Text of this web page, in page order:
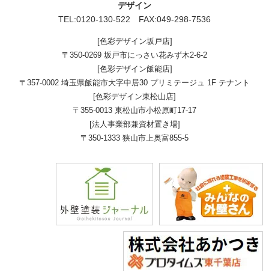
デザイン
TEL:0120-130-522 FAX:049-298-7536
[色彩デザイン坂戸店]
〒350-0269 坂戸市にっさい花みず木2-6-2
[色彩デザイン飯能店]
〒357-0002 埼玉県飯能市大字中居30 プリミテージュ 1F テナント
[色彩デザイン東松山店]
〒355-0013 東松山市小松原町17-17
[法人事業部兼資材置き場]
〒350-1333 狭山市上奥富855-5